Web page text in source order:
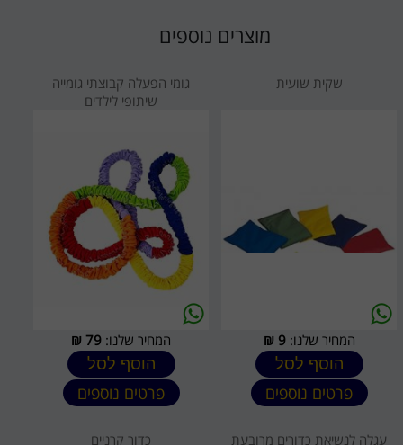
מוצרים נוספים
שקית שועית
המחיר שלנו:9
₪
הוסף לסל
פרטים נוספים
גומי הפעלה קבוצתי גומייה
שיתופי לילדים
המחיר שלנו: 79
₪
הוסף לסל
פרטים נוספים
עגלה לנשיאת כדורים מרובעת כדור קרניים